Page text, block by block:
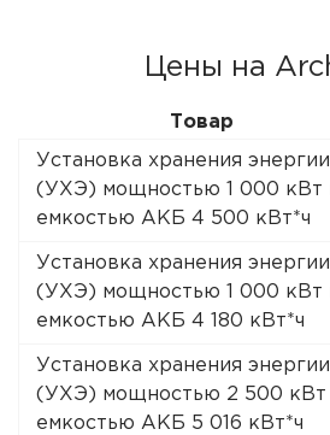
Цены на
Товар
Установка хранения энергии
(УХЭ) мощностью 1 000 кВт
емкостью АКБ 4 500 кВт*ч
Установка хранения энергии
(УХЭ) мощностью 1 000 кВт
емкостью АКБ 4 180 кВт*ч
Установка хранения энергии
(УХЭ) мощностью 2 500 кВт
емкостью АКБ 5 016 кВт*ч